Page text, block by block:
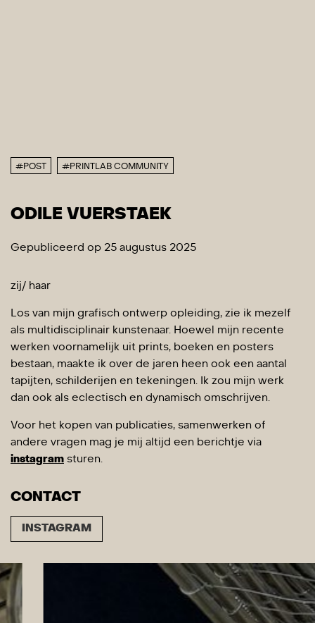
#POST #PRINTLAB COMMUNITY
ODILE VUERSTAEK
Gepubliceerd op 25 augustus 2025
zij/ haar
Los van mijn grafisch ontwerp opleiding, zie ik mezelf
als multidisciplinair kunstenaar. Hoewel mijn recente
werken voornamelijk uit prints, boeken en posters
bestaan, maakte ik over de jaren heen ook een aantal
tapijten, schilderijen en tekeningen. Ik zou mijn werk
dan ook als eclectisch en dynamisch omschrijven.
Voor het kopen van publicaties, samenwerken of
andere vragen mag je mij altijd een berichtje via
instagram sturen.
CONTACT
INSTAGRAM